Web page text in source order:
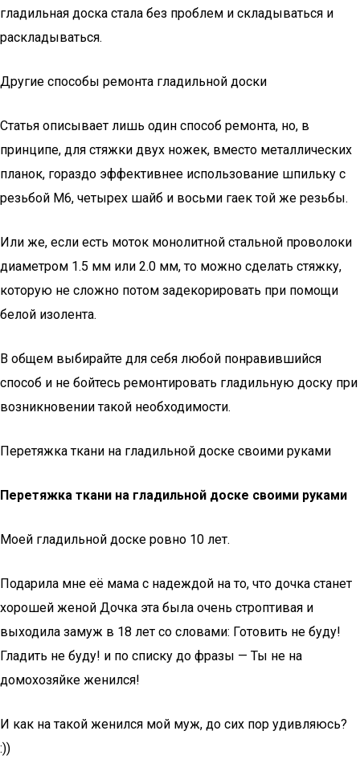
гладильная доска стала без проблем и складываться и
раскладываться.
Другие способы ремонта гладильной доски
Статья описывает лишь один способ ремонта, но, в
принципе, для стяжки двух ножек, вместо металлических
планок, гораздо эффективнее использование шпильку с
резьбой М6, четырех шайб и восьми гаек той же резьбы.
Или же, если есть моток монолитной стальной проволоки
диаметром 1.5 мм или 2.0 мм, то можно сделать стяжку,
которую не сложно потом задекорировать при помощи
белой изолента.
В общем выбирайте для себя любой понравившийся
способ и не бойтесь ремонтировать гладильную доску при
возникновении такой необходимости.
Перетяжка ткани на гладильной доске своими руками
Перетяжка ткани на гладильной доске своими руками
Моей гладильной доске ровно 10 лет.
Подарила мне её мама с надеждой на то, что дочка станет
хорошей женой Дочка эта была очень строптивая и
выходила замуж в 18 лет со словами: Готовить не буду!
Гладить не буду! и по списку до фразы — Ты не на
домохозяйке женился!
И как на такой женился мой муж, до сих пор удивляюсь?
:))